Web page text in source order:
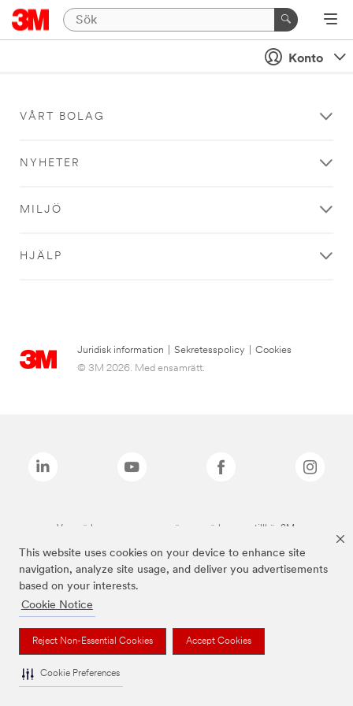
This website uses cookies on your device to enhance site
navigation, analyze site usage, and deliver you advertisements
based on your interests.
Cookie Notice
Reject Non-Essential Cookies Accept Cookies
Cookie Preferences
Konto
VÅRT BOLAG
NYHETER
MILJÖ
HJÄLP
Juridisk information Sekretesspolicy
Cookies
© 3M 2026. Med ensamrätt.
Varumärken som anges ovan är varumärken som tillhör 3M.